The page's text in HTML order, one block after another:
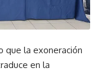
que la exoneración
en la